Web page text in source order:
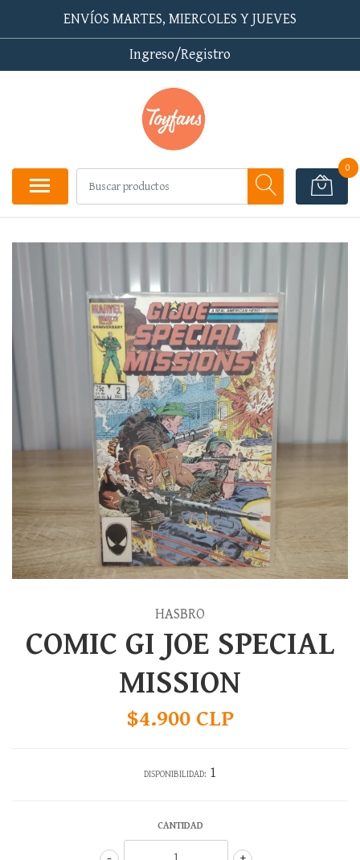
ENVÍOS MARTES, MIERCOLES Y JUEVES
Ingreso/Registro
0
HASBRO
COMIC GI JOE SPECIAL
MISSION
$4.900 CLP
DISPONIBILIDAD: 1
CANTIDAD